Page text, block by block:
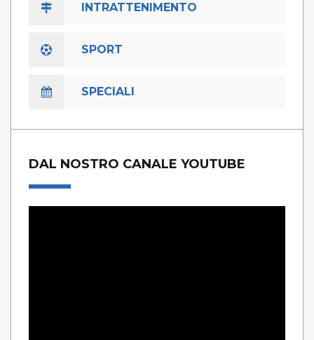
INTRATTENIMENTO
SPORT
SPECIALI
DAL NOSTRO CANALE YOUTUBE